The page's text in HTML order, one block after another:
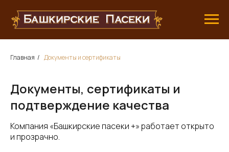
Главная / Документы и сертификаты
Документы, сертификаты и
подтверждение качества
Компания «Башкирские пасеки +» работает открыто
и прозрачно.